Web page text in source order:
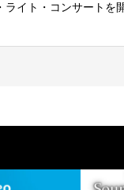
ライト・コンサートを開